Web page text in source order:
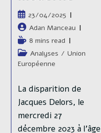
Publication
publiée :
23/04/2025
Auteur/autrice
de
la
publication :
Adan Manceau
Temps
de
lecture :
8 mins read
Post
category:
Analyses / Union
Européenne
La disparition de
Jacques Delors, le
mercredi 27
décembre 2023 à l’âge